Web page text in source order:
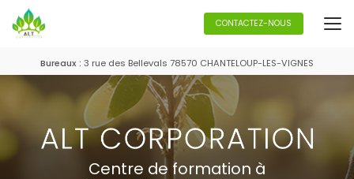
au
contenu
Bureaux : 3 rue des Bellevals 78570 CHANTELOUP-LES-VIGNES
CONTACTEZ-NOUS
Centre de formation à